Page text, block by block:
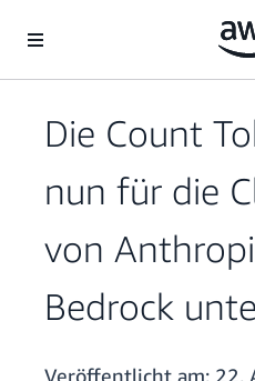
Überspringen zum Hauptinhalt
Die Count
nun für die
von
Bedrock
Veröffentlicht am: 22.